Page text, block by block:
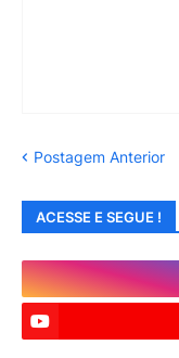
Postagem Anterior
ACESSE E SEGUE !